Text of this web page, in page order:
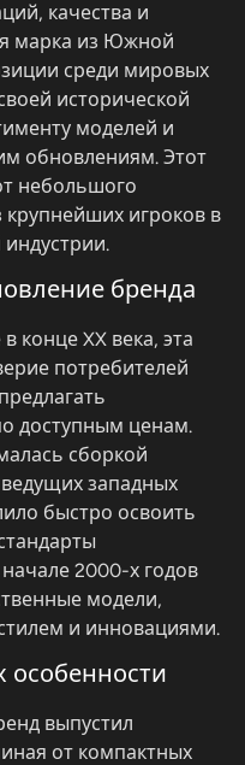
качества и
марка из Южной
среди мировых
исторической
моделей и
обновлениям. Этот
небольшого
крупнейших игроков в
бренда
XX века, эта
потребителей
доступным ценам.
сборкой
западных
быстро освоить
2000-х годов
модели,
и инновациями.
выпустил
от компактных